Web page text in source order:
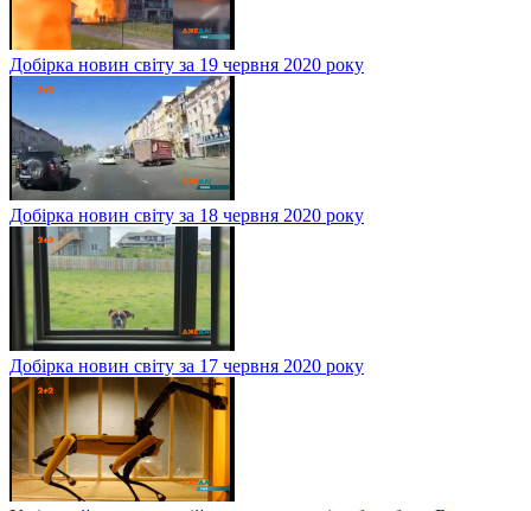
Добірка новин світу за 19 червня 2020 року
Добірка новин світу за 18 червня 2020 року
Добірка новин світу за 17 червня 2020 року